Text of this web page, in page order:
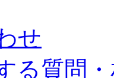
せ
る質問